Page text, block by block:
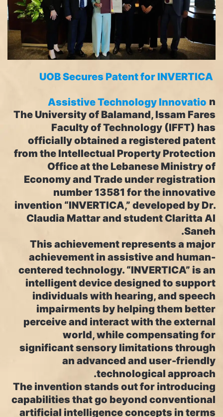
UOB Secures Patent for INVERTICA
Assistive Technology Innovatio n
The University of Balamand, Issam Fares
Faculty of Technology (IFFT) has
officially obtained a registered patent
from the Intellectual Property Protection
Office at the Lebanese Ministry of
Economy and Trade under registration
number 13581 for the innovative
invention “INVERTICA,” developed by Dr.
Claudia Mattar and student Claritta Al
Saneh.
This achievement represents a major
achievement in assistive and human-
centered technology. “INVERTICA” is an
intelligent device designed to support
individuals with hearing, and speech
impairments by helping them better
perceive and interact with the external
world, while compensating for
significant sensory limitations through
an advanced and user-friendly
technological approach.
The invention stands out for introducing
capabilities that go beyond conventional
artificial intelligence concepts in terms